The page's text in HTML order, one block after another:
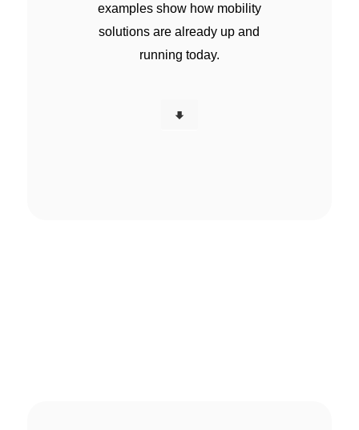
examples show how mobility
solutions are already up and
running today.